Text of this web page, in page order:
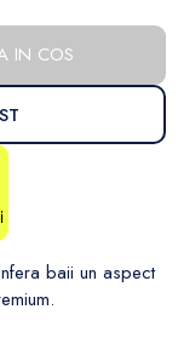
IN COS
baii un aspect